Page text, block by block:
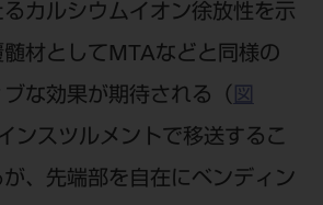
るカルシウムイオン徐放性を示
髄材としてMTAなどと同様の
な効果が期待される（ 図
ンスツルメントで移送するこ
、先端部を自在にベンディン